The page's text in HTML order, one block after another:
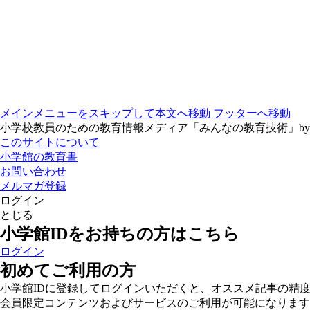
メインメニューをスキップして本文へ移動 フッターへ移動
小学校教員のための教育情報メディア「みんなの教育技術」
このサイトについて
小学館の教育書
お問い合わせ
メルマガ登録
ログイン
とじる
小学館IDをお持ちの方はこちら
ログイン
初めてご利用の方
小学館IDに登録してログインいただくと、オススメ記事の精
会員限定コンテンツおよびサービスのご利用が可能になりま